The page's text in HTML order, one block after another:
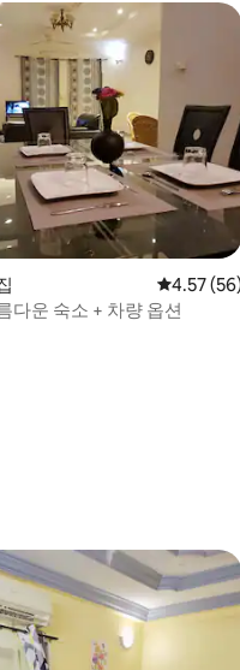
평점 4.57
4.57
다운 숙소 + 차량 옵션